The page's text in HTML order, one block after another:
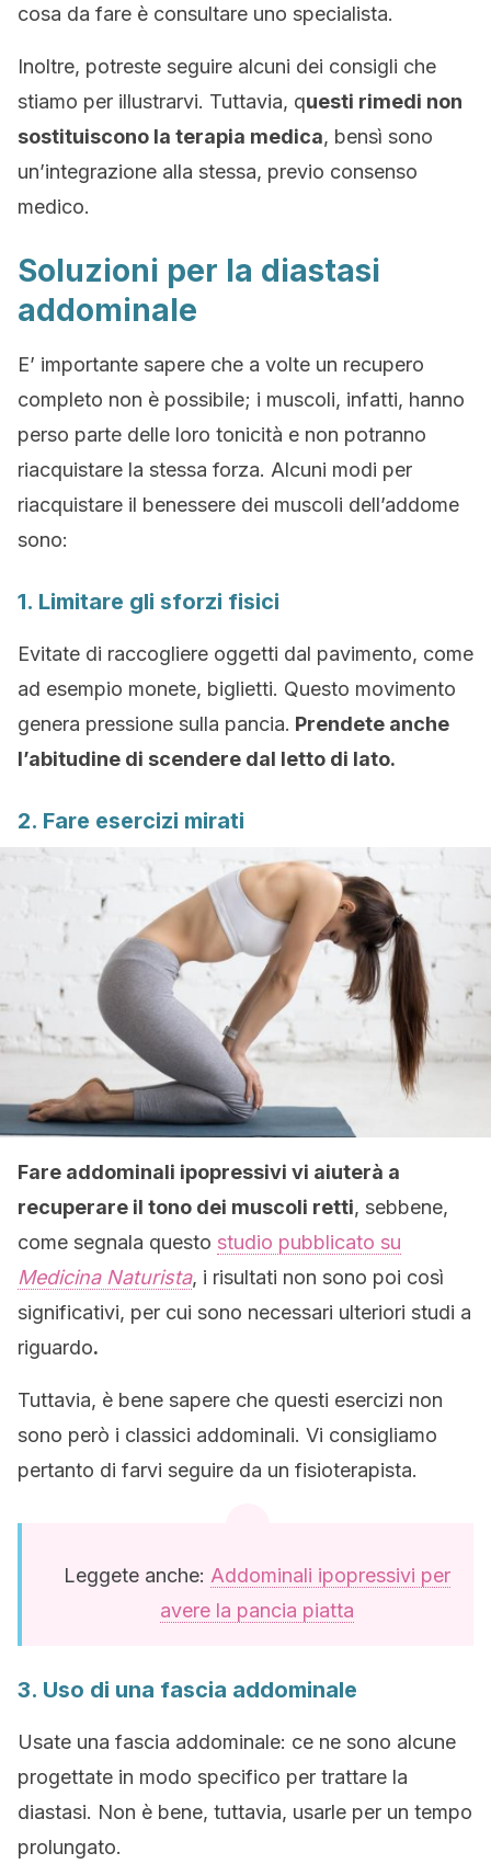
cosa da fare è consultare uno specialista.
Inoltre, potreste seguire alcuni dei consigli che
stiamo per illustrarvi. Tuttavia, questi rimedi non
sostituiscono la terapia medica, bensì sono
un’integrazione alla stessa, previo consenso
medico.
Soluzioni per la diastasi
addominale
E’ importante sapere che a volte un recupero
completo non è possibile; i muscoli, infatti, hanno
perso parte delle loro tonicità e non potranno
riacquistare la stessa forza. Alcuni modi per
riacquistare il benessere dei muscoli dell’addome
sono:
1. Limitare gli sforzi fisici
Evitate di raccogliere oggetti dal pavimento, come
ad esempio monete, biglietti. Questo movimento
genera pressione sulla pancia. Prendete anche
l’abitudine di scendere dal letto di lato.
2. Fare esercizi mirati
Fare addominali ipopressivi vi aiuterà a
recuperare il tono dei muscoli retti, sebbene,
come segnala questo studio pubblicato su
Medicina Naturista, i risultati non sono poi così
significativi, per cui sono necessari ulteriori studi a
riguardo.
Tuttavia, è bene sapere che questi esercizi non
sono però i classici addominali. Vi consigliamo
pertanto di farvi seguire da un fisioterapista.
Leggete anche: Addominali ipopressivi per
avere la pancia piatta
3. Uso di una fascia addominale
Usate una fascia addominale: ce ne sono alcune
progettate in modo specifico per trattare la
diastasi. Non è bene, tuttavia, usarle per un tempo
prolungato.